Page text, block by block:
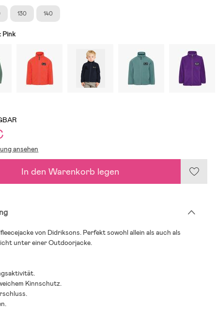
130 140
Pink
ansehen
In den Warenkorb legen
von Didriksons. Perfekt sowohl allein als auch als
unter einer Outdoorjacke.
Kinnschutz.